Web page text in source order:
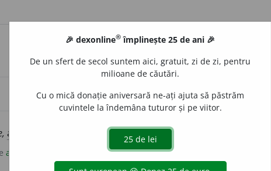
adj. Care depășește un gabarit standard. –
ana_zecheru
🎉 dexonline® împlinește 25 de ani 🎉
De un sfert de secol suntem aici, gratuit, zi de zi, pentru
milioane de căutări.
Cu o mică donație aniversară ne-ați ajuta să păstrăm
cuvintele la îndemâna tuturor și pe viitor.